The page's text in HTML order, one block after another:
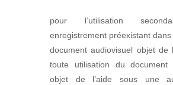
pour l’utilisation
enregistrement préexistant
document audiovisuel objet de
toute utilisation du document
objet de l’aide sous une